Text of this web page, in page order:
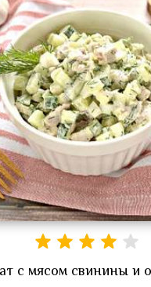
с мясом свинины и